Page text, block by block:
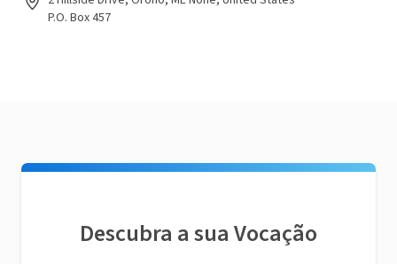
P.O. Box 457
Descubra a sua Vocação